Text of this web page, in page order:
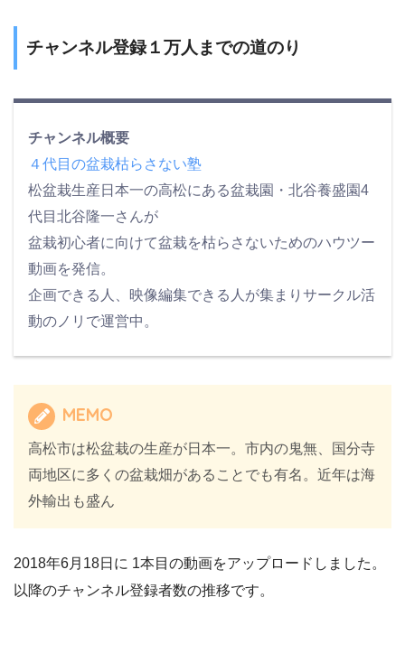
チャンネル登録１万人までの道のり
チャンネル概要
４代目の盆栽枯らさない塾
松盆栽生産日本一の高松にある盆栽園・北谷養盛園4
代目北谷隆一さんが
盆栽初心者に向けて盆栽を枯らさないためのハウツー
動画を発信。
企画できる人、映像編集できる人が集まりサークル活
動のノリで運営中。
MEMO
高松市は松盆栽の生産が日本一。市内の鬼無、国分寺
両地区に多くの盆栽畑があることでも有名。近年は海
外輸出も盛ん
2018年6月18日に 1本目の動画をアップロードしました。
以降のチャンネル登録者数の推移です。